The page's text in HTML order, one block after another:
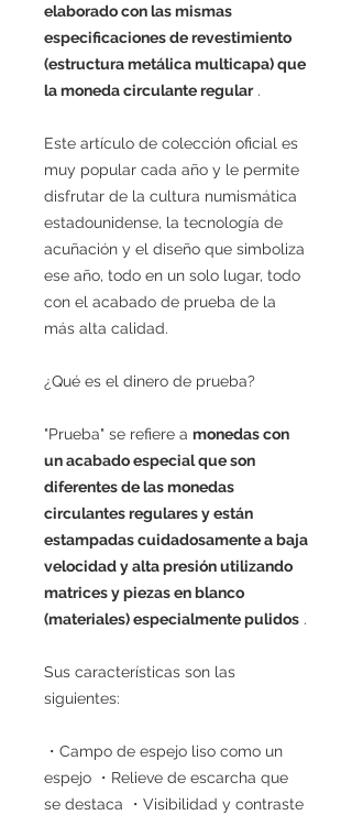
elaborado con las mismas
especificaciones de revestimiento
(estructura metálica multicapa) que
la moneda circulante regular.
Este artículo de colección oficial es
muy popular cada año y le permite
disfrutar de la cultura numismática
estadounidense, la tecnología de
acuñación y el diseño que simboliza
ese año, todo en un solo lugar, todo
con el acabado de prueba de la
más alta calidad.
¿Qué es el dinero de prueba?
"Prueba" se refiere a monedas con
un acabado especial que son
diferentes de las monedas
circulantes regulares y están
estampadas cuidadosamente a baja
velocidad y alta presión utilizando
matrices y piezas en blanco
(materiales) especialmente pulidos .
Sus características son las
siguientes:
・Campo de espejo liso como un
espejo ・Relieve de escarcha que
se destaca ・Visibilidad y contraste